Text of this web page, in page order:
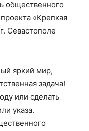
общественного
«Крепкая
Севастополе
яркий мир,
задача!
или сделать
указа.